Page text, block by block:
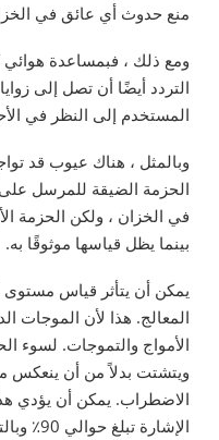
منع حدوث أي عائق في
ومع ذلك ، فبمساعدة هوائي
التردد أيضًا أن تصل إلى
المستخدم إلى النظر في
وبالمثل ، هناك عيوب قد
الحزمة الضيقة للمرسل
في الخزان ، ولكن الحزمة
بينما يظل قياسها موثوقًا به.
يمكن أن يتأثر قياس مستوى
المعالج. هذا لأن
الأمواج والتموجات. لسوء
ويتشتت بدلاً من أن ينعكس
الاضطراب. يمكن أن يؤدي
الإشارة